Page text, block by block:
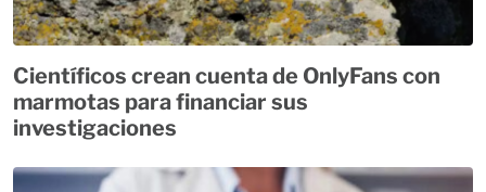
Científicos crean cuenta de OnlyFans con
marmotas para financiar sus
investigaciones